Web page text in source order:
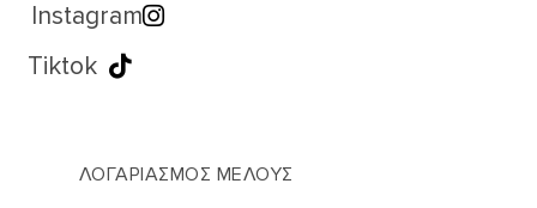
Instagram
Tiktok
ΛΟΓΑΡΙΑΣΜΟΣ ΜΕΛΟΥΣ